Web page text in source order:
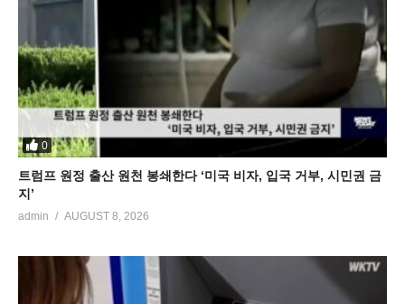
0
트럼프 원정 출산 원천 봉쇄한다 ‘미국 비자, 입국 거부, 시민권 금
지’
admin AUGUST 8, 2026